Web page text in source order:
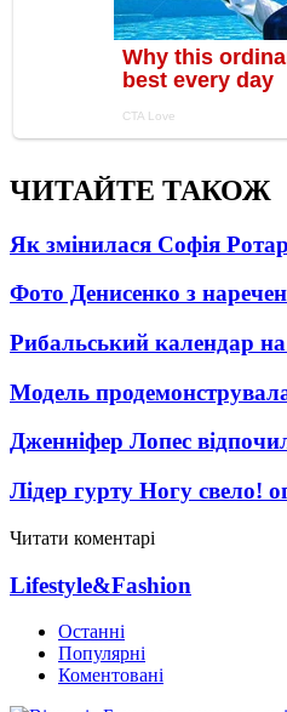
ЧИТАЙТЕ ТАКОЖ
Як змінилася Софія
Фото Денисенко з
Рибальський календар
Модель
Дженніфер Лопес
Лідер гурту Ногу свело!
Читати коментарі
Lifestyle&Fashion
Останні
Популярні
Коментовані